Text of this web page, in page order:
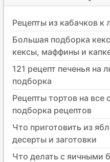
Рецепты из кабачков к
Большая подборка
кексы, маффины и
121 рецепт печенья на
подборка
Рецепты тортов на
подборка рецептов
Что приготовить из
десерты и заготовки
Что делать с яичными